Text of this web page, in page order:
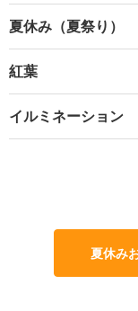
夏休み（夏祭り）
紅葉
イルミネーション
夏休み